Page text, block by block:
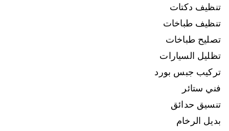
تنظيف دكتات
تنظيف طباخات
تصليح طباخات
تظليل السيارات
تركيب جبس بورد
فني ستائر
تنسيق حدائق
بديل الرخام